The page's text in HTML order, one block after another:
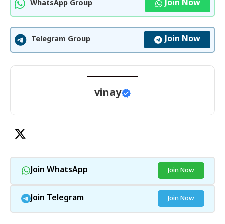
WhatsApp Group Join Now
Telegram Group Join Now
vinay
Join WhatsApp Join Now
Join Telegram Join Now